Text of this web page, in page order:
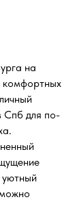
на
комфортных
Спб для по-
уютный